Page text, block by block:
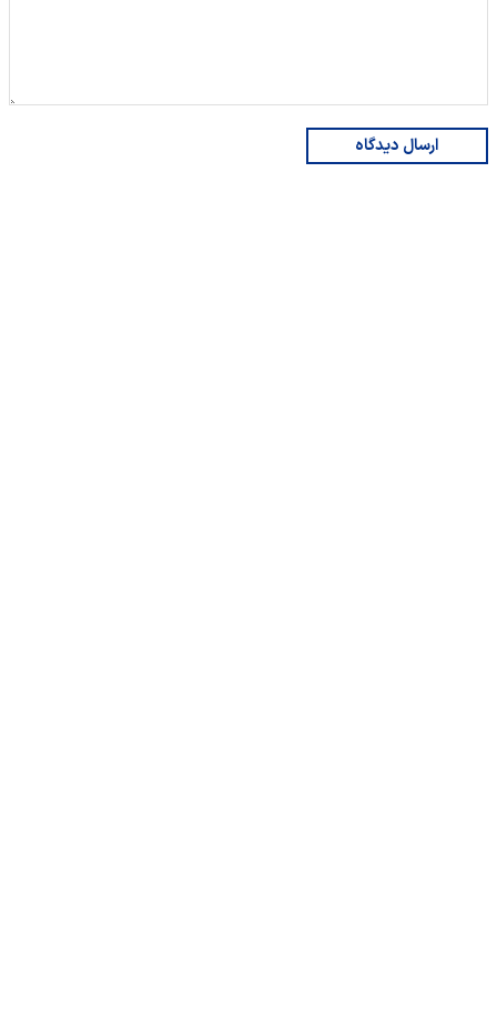
ارسال دیدگاه